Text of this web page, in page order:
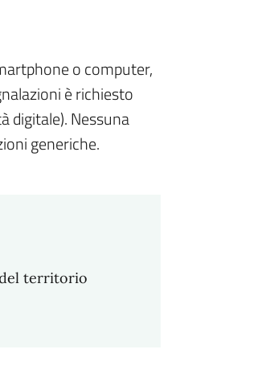
o computer,
è richiesto
digitale). Nessuna
generiche.
territorio